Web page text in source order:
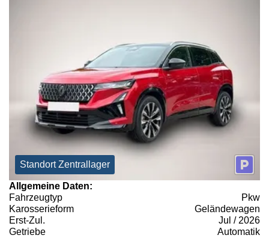
Standort Zentrallager
Allgemeine Daten:
Fahrzeugtyp
Pkw
Karosserieform
Geländewagen
Erst-Zul.
Jul / 2026
Getriebe
Automatik